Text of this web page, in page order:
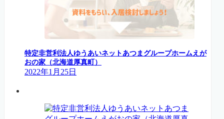
特定非営利法人ゆうあいネットあつまグループホームえが
おの家（北海道厚真町）
2022年1月25日